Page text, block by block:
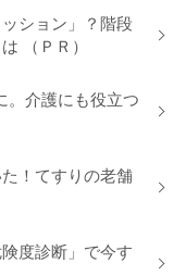
ション」？階段
（ＰＲ）
。介護にも役立つ
！てすりの老舗
度診断」で今す